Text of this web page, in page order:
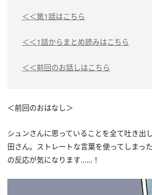
＜＜第1話はこちら
＜＜1話からまとめ読みはこちら
＜＜前回のお話しはこちら
＜前回のおはなし＞
シュンさんに思っていることを全て吐き出
田さん。ストレートな言葉を使ってしまっ
の反応が気になります……！